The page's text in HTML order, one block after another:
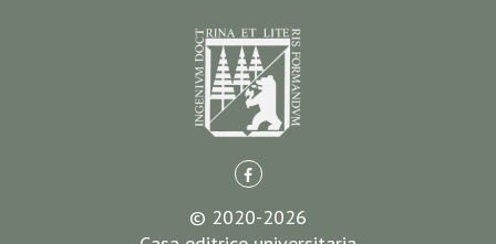
© 2020-2026